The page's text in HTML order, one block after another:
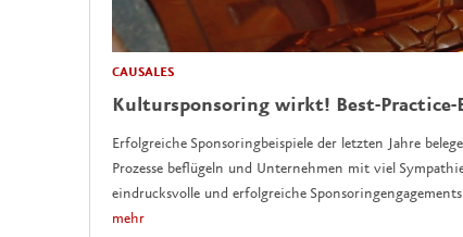
CAUSALES
Kultursponsoring wirkt! Best-Practice-
Erfolgreiche Sponsoringbeispiele der letzten Jahre
Prozesse beflügeln und Unternehmen mit viel
eindrucksvolle und erfolgreiche
mehr